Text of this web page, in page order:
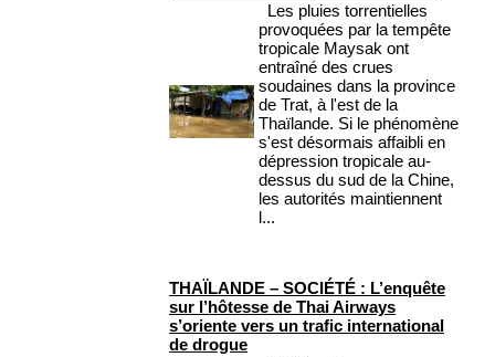
Les pluies torrentielles
provoquées par la tempête
tropicale Maysak ont
entraîné des crues
soudaines dans la province
de Trat, à l'est de la
Thaïlande. Si le phénomène
s'est désormais affaibli en
dépression tropicale au-
dessus du sud de la Chine,
les autorités maintiennent
l...
THAÏLANDE – SOCIÉTÉ : L’enquête
sur l’hôtesse de Thai Airways
s’oriente vers un trafic international
de drogue